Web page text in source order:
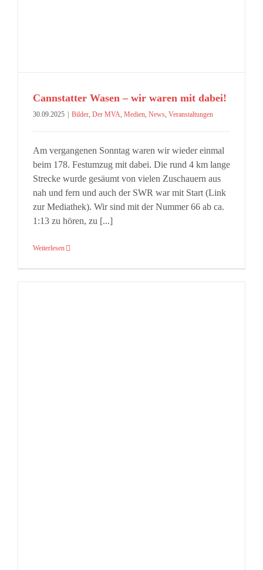
Cannstatter Wasen – wir waren mit dabei!
30.09.2025 | Bilder Der MVA Medien News Veranstaltungen
Am vergangenen Sonntag waren wir wieder einmal
beim 178. Festumzug mit dabei. Die rund 4 km lange
Strecke wurde gesäumt von vielen Zuschauern aus
nah und fern und auch der SWR war mit Start (Link
zur Mediathek). Wir sind mit der Nummer 66 ab ca.
1:13 zu hören, zu [...]
Weiterlesen